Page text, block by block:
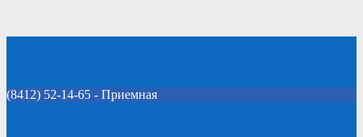
(8412) 52-14-65 - Приемная